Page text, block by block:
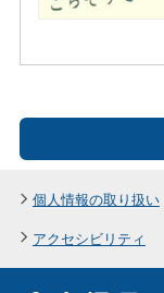
個人情報の取り扱い
アクセシビリティ